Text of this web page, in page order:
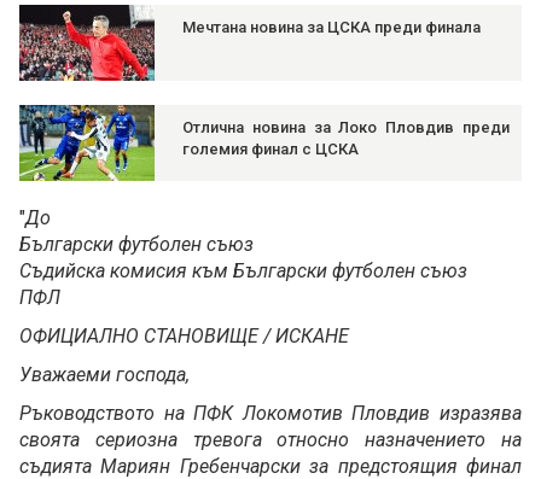
Мечтана новина за ЦСКА преди финала
Отлична новина за Локо Пловдив преди
големия финал с ЦСКА
"До
Български футболен съюз
Съдийска комисия към Български футболен съюз
ПФЛ
ОФИЦИАЛНО СТАНОВИЩЕ / ИСКАНЕ
Уважаеми господа,
Ръководството на ПФК Локомотив Пловдив изразява
своята сериозна тревога относно назначението на
съдията Мариян Гребенчарски за предстоящия финал